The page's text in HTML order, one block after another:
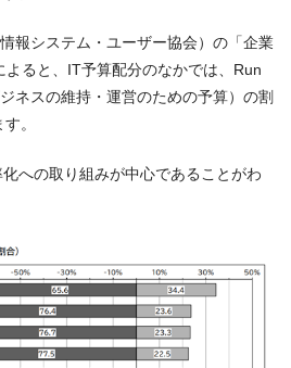
報システム・ユーザー協会）の「企業
ると、IT予算配分のなかでは、Run
ネスの維持・運営のための予算）の割
。
への取り組みが中心であることがわ